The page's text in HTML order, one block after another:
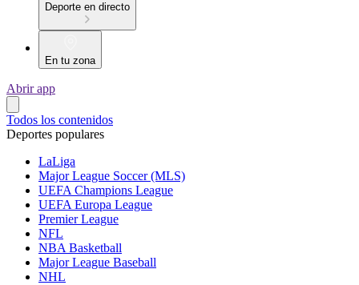
Deporte en directo
En tu zona
Abrir app
Todos los contenidos
Deportes populares
LaLiga
Major League Soccer (MLS)
UEFA Champions League
UEFA Europa League
Premier League
NFL
NBA Basketball
Major League Baseball
NHL